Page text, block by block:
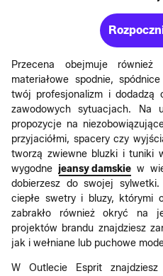
Przecena obejmuje
materiałowe spodnie,
twój profesjonalizm i dodadzą
zawodowych sytuacjach. Na
propozycje na
przyjaciółmi, spacery czy
tworzą zwiewne bluzki i tuniki
wygodne jeansy damskie w
dobierzesz do swojej
ciepłe swetry i bluzy, którymi
zabrakło również okryć na
projektów brandu znajdziesz
jak i wełniane lub puchowe
W Outlecie Esprit